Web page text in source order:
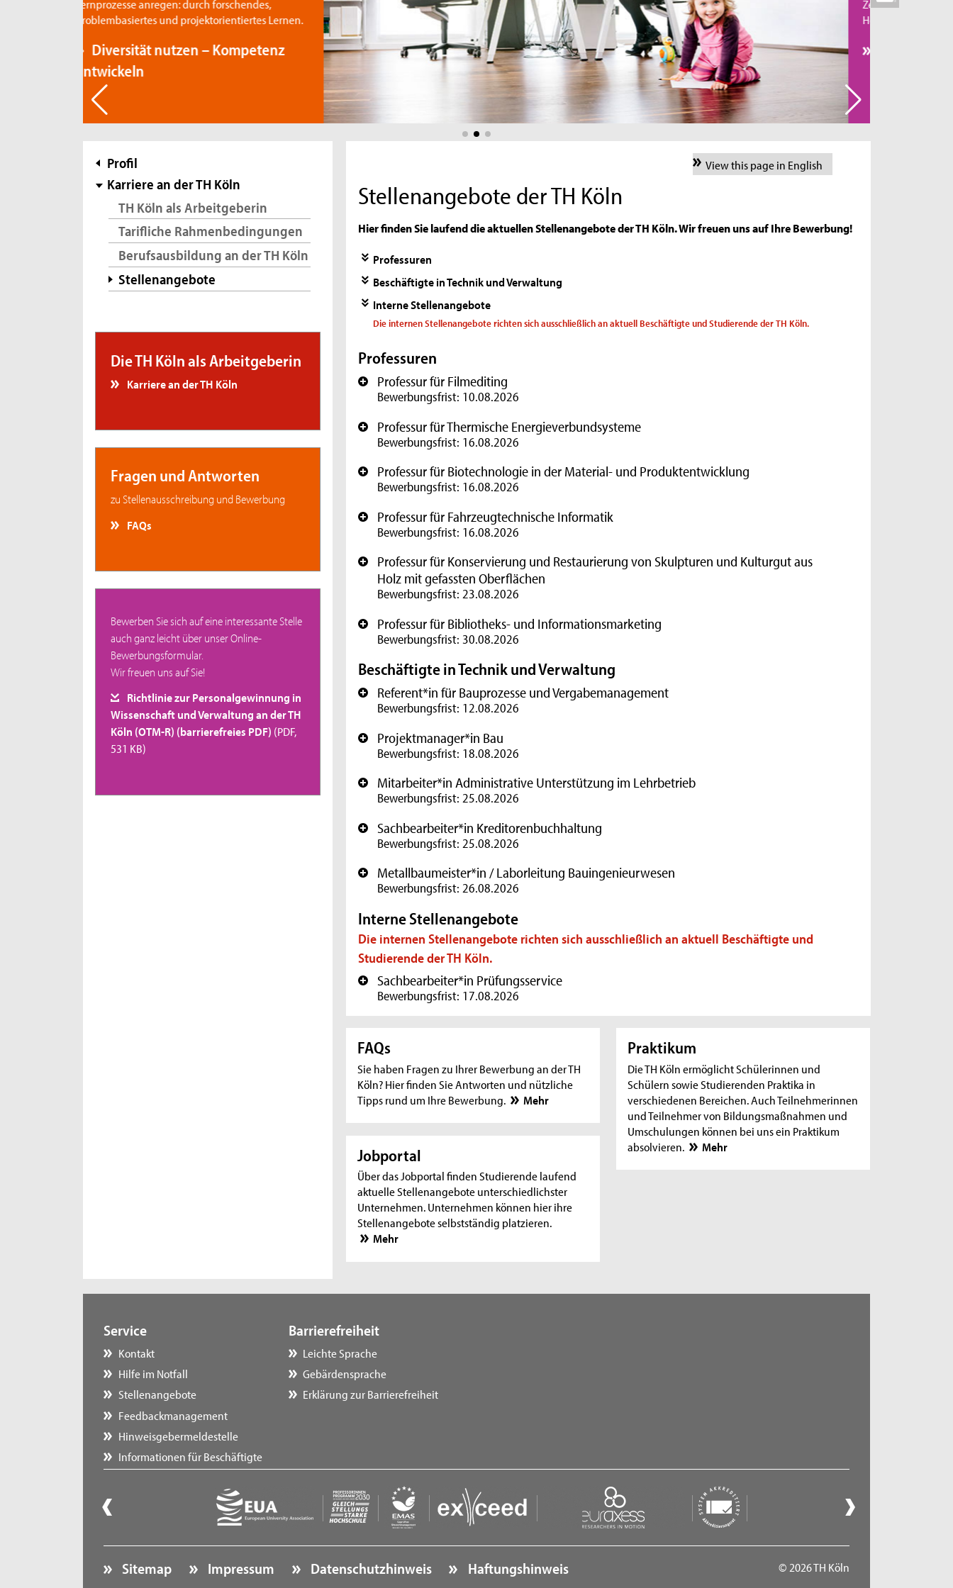
forschendes,
Lernen.
– Kompetenz
Zentrale Anlaufstelle für alle
Hochschulangehörigen ist der Familienservice.
Family Matters
Subnavigation
Profil
Karriere an der TH Köln
TH Köln als Arbeitgeberin
Tarifliche Rahmenbedingungen
Berufsausbildung an der TH Köln
Stellenangebote
Die TH Köln als Arbeitgeberin
Karriere an der TH Köln
Fragen und Antworten
zu Stellenausschreibung und Bewerbung
FAQs
Bewerben Sie sich auf eine interessante Stelle
auch ganz leicht über unser Online-
Bewerbungsformular.
Wir freuen uns auf Sie!
Richtlinie zur Personalgewinnung in
Wissenschaft und Verwaltung an der TH
Köln (OTM-R) (barrierefreies PDF) (PDF,
531 KB)
View this page in English
Stellenangebote der TH Köln
Hier finden Sie laufend die aktuellen Stellenangebote der TH Köln. Wir freuen uns auf Ihre Bewerbung!
Professuren
Beschäftigte in Technik und Verwaltung
Interne Stellenangebote
Die internen Stellenangebote richten sich ausschließlich an aktuell Beschäftigte und Studierende der TH Köln.
Professuren
+ Professur für Filmediting
Bewerbungsfrist: 10.08.2026
+ Professur für Thermische Energieverbundsysteme
Bewerbungsfrist: 16.08.2026
+ Professur für Biotechnologie in der Material- und Produktentwicklung
Bewerbungsfrist: 16.08.2026
+ Professur für Fahrzeugtechnische Informatik
Bewerbungsfrist: 16.08.2026
+
Professur für Konservierung und Restaurierung von Skulpturen und Kulturgut aus
Holz mit gefassten Oberflächen
Bewerbungsfrist: 23.08.2026
+ Professur für Bibliotheks- und Informationsmarketing
Bewerbungsfrist: 30.08.2026
Beschäftigte in Technik und Verwaltung
+ Referent*in für Bauprozesse und Vergabemanagement
Bewerbungsfrist: 12.08.2026
+ Projektmanager*in Bau
Bewerbungsfrist: 18.08.2026
+ Mitarbeiter*in Administrative Unterstützung im Lehrbetrieb
Bewerbungsfrist: 25.08.2026
+ Sachbearbeiter*in Kreditorenbuchhaltung
Bewerbungsfrist: 25.08.2026
+ Metallbaumeister*in / Laborleitung Bauingenieurwesen
Bewerbungsfrist: 26.08.2026
Interne Stellenangebote
Die internen Stellenangebote richten sich ausschließlich an aktuell Beschäftigte und
Studierende der TH Köln.
+ Sachbearbeiter*in Prüfungsservice
Bewerbungsfrist: 17.08.2026
FAQs
Sie haben Fragen zu Ihrer Bewerbung an der TH
Köln? Hier finden Sie Antworten und nützliche
Tipps rund um Ihre Bewerbung.
Mehr
Praktikum
Die TH Köln ermöglicht Schülerinnen und
Schülern sowie Studierenden Praktika in
verschiedenen Bereichen. Auch Teilnehmerinnen
und Teilnehmer von Bildungsmaßnahmen und
Umschulungen können bei uns ein Praktikum
absolvieren.
Mehr
Jobportal
Über das Jobportal finden Studierende laufend
aktuelle Stellenangebote unterschiedlichster
Unternehmen. Unternehmen können hier ihre
Stellenangebote selbstständig platzieren.
Mehr
Service
Kontakt
Hilfe im Notfall
Stellenangebote
Feedbackmanagement
Hinweisgebermeldestelle
Informationen für Beschäftigte
Barrierefreiheit
Leichte Sprache
Gebärdensprache
Erklärung zur Barrierefreiheit
Sitemap Impressum Datenschutzhinweis Haftungshinweis © 2026 TH Köln